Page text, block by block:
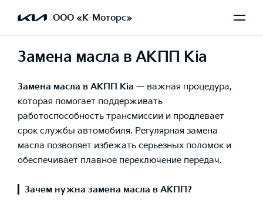
ООО «К-Моторс»
Замена масла в АКПП Kia
Замена масла в АКПП Kia — важная процедура,
которая помогает поддерживать
работоспособность трансмиссии и продлевает
срок службы автомобиля. Регулярная замена
масла позволяет избежать серьезных поломок и
обеспечивает плавное переключение передач.
Зачем нужна замена масла в АКПП?